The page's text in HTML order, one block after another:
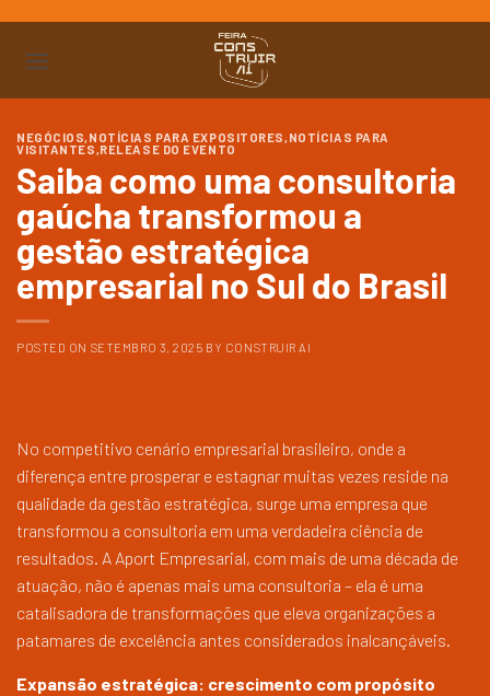
para
NEGÓCIOS, NOTÍCIAS PARA EXPOSITORES, NOTÍCIAS PARA
VISITANTES,RELEASE DO EVENTO
Saiba como uma consultoria
gaúcha transformou a
gestão estratégica
empresarial no Sul do Brasil
POSTED ON SETEMBRO 3, 2025 BY CONSTRUIR AI
No competitivo cenário empresarial brasileiro, onde a
diferença entre prosperar e estagnar muitas vezes reside na
qualidade da gestão estratégica, surge uma empresa que
transformou a consultoria em uma verdadeira ciência de
resultados. A Aport Empresarial, com mais de uma década de
atuação, não é apenas mais uma consultoria – ela é uma
catalisadora de transformações que eleva organizações a
patamares de excelência antes considerados inalcançáveis.
Expansão estratégica: crescimento com propósito